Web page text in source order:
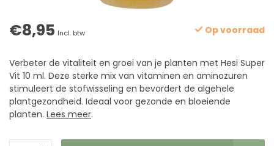
€8,95 Incl. btw Op voorraad
Verbeter de vitaliteit en groei van je planten met Hesi Super
Vit 10 ml. Deze sterke mix van vitaminen en aminozuren
stimuleert de stofwisseling en bevordert de algehele
plantgezondheid. Ideaal voor gezonde en bloeiende
planten. Lees meer.